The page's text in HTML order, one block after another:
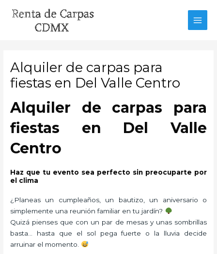
Alquiler de carpas para
fiestas en Del Valle Centro
Alquiler de carpas para
fiestas en Del Valle
Centro
Haz que tu evento sea perfecto sin preocuparte por
el clima
¿Planeas un cumpleaños, un bautizo, un aniversario o
simplemente una reunión familiar en tu jardín?
Quizá pienses que con un par de mesas y unas sombrillas
basta… hasta que el sol pega fuerte o la lluvia decide
arruinar el momento.